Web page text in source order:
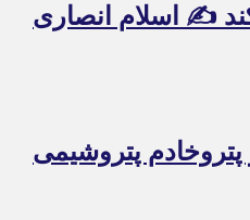
✍️ اسلام انصاری
پتروشیمی